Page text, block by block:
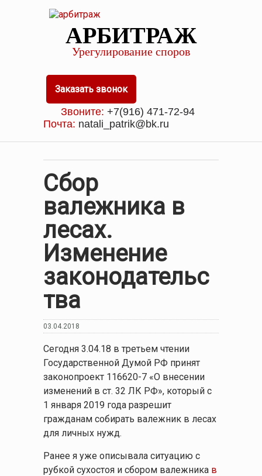
АРБИТРАЖ
Урегулирование споров
Заказать звонок
Звоните: +7(916) 471-72-94
Почта: natali_patrik@bk.ru
Сбор
валежника в
лесах.
Изменение
законодательс
тва
03.04.2018
Сегодня 3.04.18 в третьем чтении
Государственной Думой РФ принят
законопроект 116620-7 «О внесении
изменений в ст. 32 ЛК РФ», который с
1 января 2019 года разрешит
гражданам собирать валежник в лесах
для личных нужд.
Ранее я уже описывала ситуацию с
рубкой сухостоя и сбором валежника в